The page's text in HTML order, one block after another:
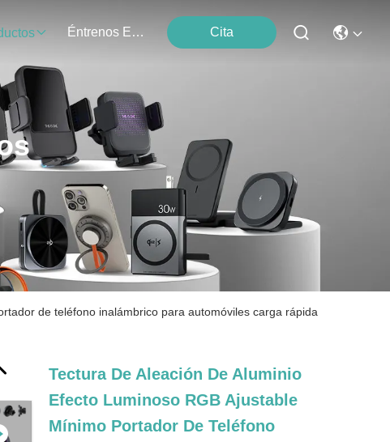
Éntrenos En Contacto Con Cita
de teléfono inalámbrico para automóviles carga rápida
Tectura De Aleación De Aluminio
Efecto Luminoso RGB Ajustable
Mínimo Portador De Teléfono